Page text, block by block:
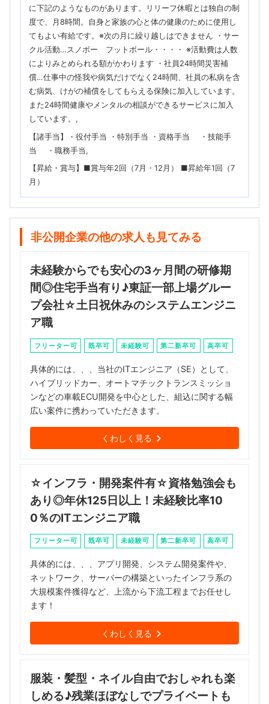
に下記のようなものがあります。リリーフ休暇とは独自の制
度で、月8時間。自身と家族の心と体の健康のために使用し
てもよい有給です。※次の月に繰り越しはできません ・サー
クル活動…スノボー フットボール・・・・ ※活動費は人数
によりみとめられる額がかわります ・社員24時間災害補
償…仕事中の怪我や病気だけでなく24時間、社員の私病を含
む病気、けがの補償をしてもらえる保険に加入しています。
また24時間健康やメンタルの相談ができるサービスに加入
しています。
【諸手当】・役付手当 ・特別手当 ・資格手当 ・技能手
当 ・職務手当
【昇給・賞与】■賞与年2回（7月・12月） ■昇給年1回（7
月）
非公開企業の他の求人も見てみる
未経験からでも安心の3ヶ月間の研修期
間◎住宅手当有り♪東証一部上場グルー
プ会社☆土日祝休みのシステムエンジニ
ア職
フリーター可 既卒可 未経験可 第二新卒可 高卒可
具体的には、、、当社のITエンジニア（SE）として、
ハイブリッドカー、オートマチックトランスミッショ
ンなどの車載ECU開発を中心とした、組込に関する幅
広い案件に携わっていただきます。
くわしく見る
☆インフラ・開発案件有☆資格勉強会も
あり◎年休125日以上！未経験比率10
0％のITエンジニア職
フリーター可 既卒可 未経験可 第二新卒可 高卒可
具体的には、、、アプリ開発、システム開発案件や、
ネットワーク、サーバーの構築といったインフラ系の
大規模案件獲得など、上流から下流工程までお任せし
ます！
くわしく見る
服装・髪型・ネイル自由でおしゃれも楽
しめる♪残業ほぼなしでプライベートも